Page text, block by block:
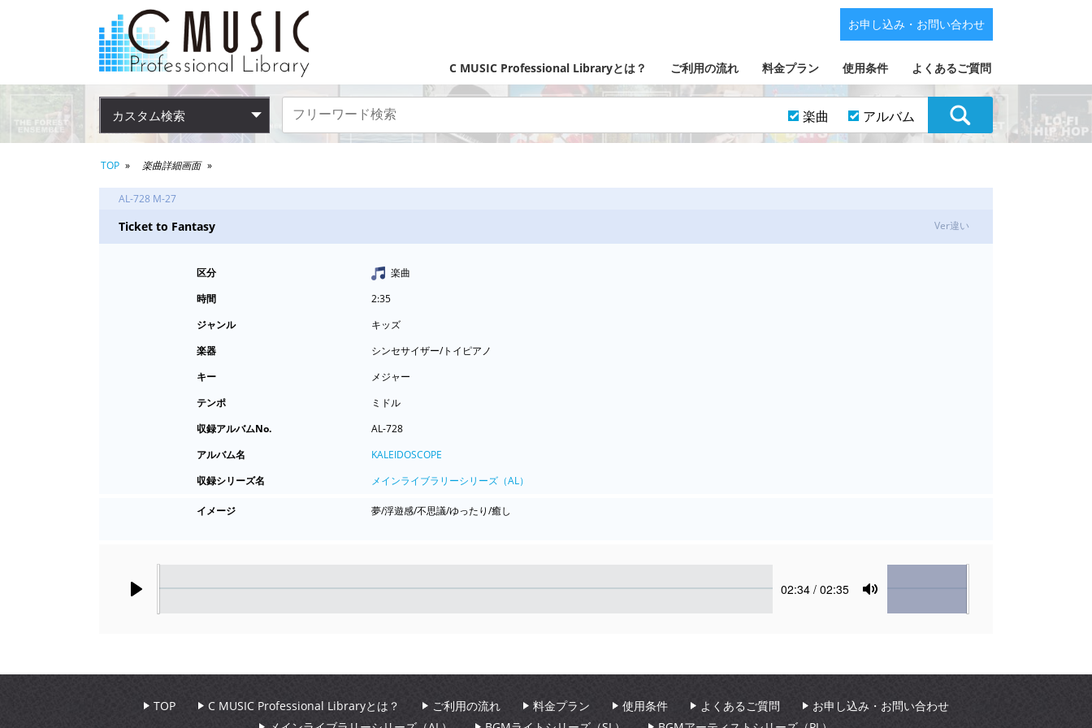
C MUSIC Professional Libraryとは？ ご利用の流れ 料金プラン 使用条件 よくあるご質問
お申し込み・お問い合わせ
カスタム検索 楽曲 アルバム
TOP 楽曲詳細画面
AL-728 M-27
Ticket to Fantasy Ver違い
区分
楽曲
時間
2:35
ジャンル
キッズ
楽器
シンセサイザー/トイピアノ
キー
メジャー
テンポ
ミドル
収録アルバムNo.
AL-728
アルバム名
KALEIDOSCOPE
収録シリーズ名
メインライブラリーシリーズ（AL）
イメージ 夢/浮遊感/不思議/ゆったり/癒し
Current
02:34 / 02:35
Mute
Volume
TOP C MUSIC Professional Libraryとは？ ご利用の流れ 料金プラン 使用条件 よくあるご質問
お申し込み・お問い合わせ